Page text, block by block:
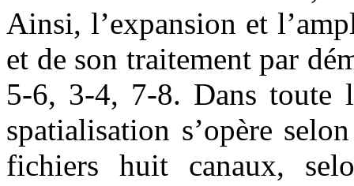
Ainsi, l’expansion et
et de son traitement par
5-6, 3-4, 7-8. Dans toute
spatialisation s’opère
fichiers huit canaux,